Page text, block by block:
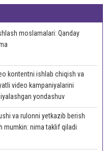
moslamalari: Qanday
kontentni ishlab chiqish va
video kampaniyalarini
yondashuv
va rulonni yetkazib berish
mumkin: nima taklif qiladi